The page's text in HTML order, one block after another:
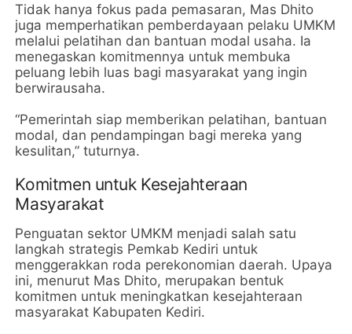
Tidak hanya fokus pada pemasaran, Mas Dhito
juga memperhatikan pemberdayaan pelaku UMKM
melalui pelatihan dan bantuan modal usaha. Ia
menegaskan komitmennya untuk membuka
peluang lebih luas bagi masyarakat yang ingin
berwirausaha.
“Pemerintah siap memberikan pelatihan, bantuan
modal, dan pendampingan bagi mereka yang
kesulitan,” tuturnya.
Komitmen untuk Kesejahteraan
Masyarakat
Penguatan sektor UMKM menjadi salah satu
langkah strategis Pemkab Kediri untuk
menggerakkan roda perekonomian daerah. Upaya
ini, menurut Mas Dhito, merupakan bentuk
komitmen untuk meningkatkan kesejahteraan
masyarakat Kabupaten Kediri.